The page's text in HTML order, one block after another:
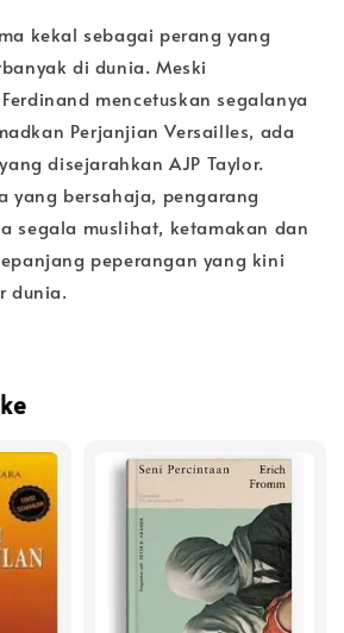
kekal sebagai perang yang
di dunia. Meski
mencetuskan segalanya
Perjanjian Versailles, ada
disejarahkan AJP Taylor.
yang bersahaja, pengarang
segala muslihat, ketamakan dan
peperangan yang kini
dunia.